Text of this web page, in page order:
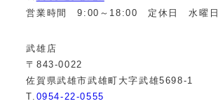
営業時間 9:00～18:00 定休日 水曜日
武雄店
〒843-0022
佐賀県武雄市武雄町大字武雄5698-1
T. 0954-22-0555